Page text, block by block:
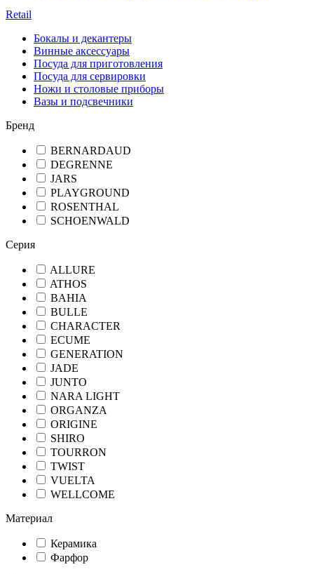
Retail
Бокалы и декантеры
Винные аксессуары
Посуда для приготовления
Посуда для сервировки
Ножи и столовые приборы
Вазы и подсвечники
Бренд
BERNARDAUD
DEGRENNE
JARS
PLAYGROUND
ROSENTHAL
SCHOENWALD
Серия
ALLURE
ATHOS
BAHIA
BULLE
CHARACTER
ECUME
GENERATION
JADE
JUNTO
NARA LIGHT
ORGANZA
ORIGINE
SHIRO
TOURRON
TWIST
VUELTA
WELLCOME
Материал
Керамика
Фарфор